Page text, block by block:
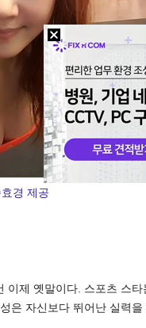
텍스
경 제공
제 옛말이다. 스포츠 스타
은 자신보다 뛰어난 실력